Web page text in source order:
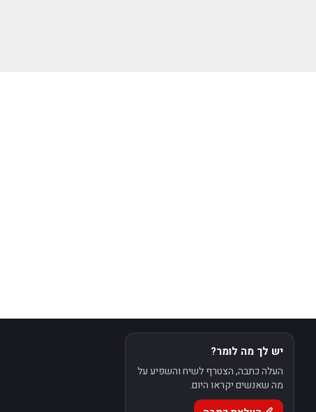
יש לך מה לומר?
העלה כתבה, הצטרף לשיח והשפיע על
מה שאנשים יקראו היום.